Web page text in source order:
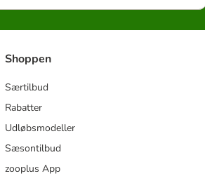
Shoppen
Særtilbud
Rabatter
Udløbsmodeller
Sæsontilbud
zooplus App